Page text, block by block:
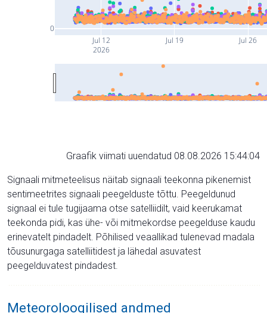
Jul 12
2026
Jul 19 Jul 26
0
Graafik viimati uuendatud 08.08.2026 15:44:04
Signaali mitmeteelisus näitab signaali teekonna pikenemist
sentimeetrites signaali peegelduste tõttu. Peegeldunud
signaal ei tule tugijaama otse satelliidilt, vaid keerukamat
teekonda pidi, kas ühe- või mitmekordse peegelduse kaudu
erinevatelt pindadelt. Põhilised veaallikad tulenevad madala
tõusunurgaga satelliitidest ja lähedal asuvatest
peegelduvatest pindadest.
Meteoroloogilised andmed